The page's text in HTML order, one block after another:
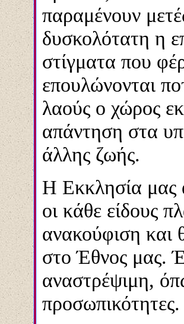
παραμένουν
δυσκολότατη η
στίγματα που
επουλώνονται
λαούς ο χώρος
απάντηση στα
άλλης ζωής.
Η Εκκλησία μας
οι κάθε είδους
ανακούφιση και
στο Έθνος μας.
αναστρέψιμη,
προσωπικότητες.